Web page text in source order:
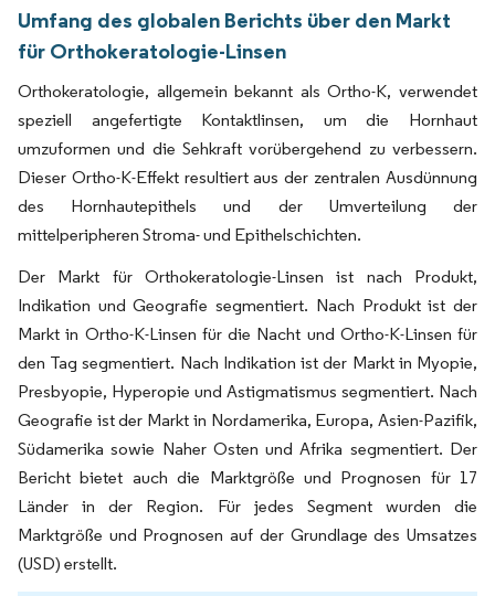
Umfang des globalen Berichts über den Markt
für Orthokeratologie-Linsen
Orthokeratologie, allgemein bekannt als Ortho-K, verwendet
speziell angefertigte Kontaktlinsen, um die Hornhaut
umzuformen und die Sehkraft vorübergehend zu verbessern.
Dieser Ortho-K-Effekt resultiert aus der zentralen Ausdünnung
des Hornhautepithels und der Umverteilung der
mittelperipheren Stroma- und Epithelschichten.
Der Markt für Orthokeratologie-Linsen ist nach Produkt,
Indikation und Geografie segmentiert. Nach Produkt ist der
Markt in Ortho-K-Linsen für die Nacht und Ortho-K-Linsen für
den Tag segmentiert. Nach Indikation ist der Markt in Myopie,
Presbyopie, Hyperopie und Astigmatismus segmentiert. Nach
Geografie ist der Markt in Nordamerika, Europa, Asien-Pazifik,
Südamerika sowie Naher Osten und Afrika segmentiert. Der
Bericht bietet auch die Marktgröße und Prognosen für 17
Länder in der Region. Für jedes Segment wurden die
Marktgröße und Prognosen auf der Grundlage des Umsatzes
(USD) erstellt.